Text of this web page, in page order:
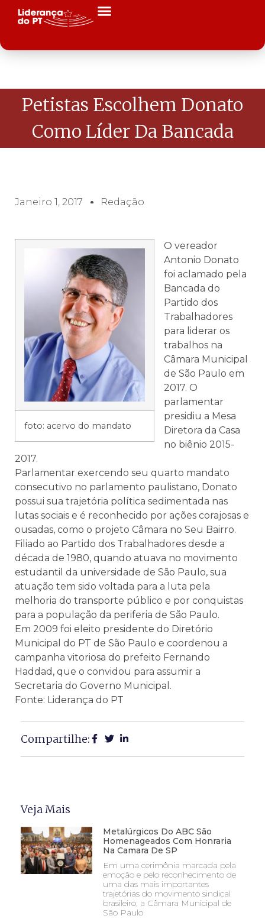
Petistas Escolhem Donato
Como Líder Da Bancada
Janeiro 1, 2017 Redação
foto: acervo do mandato
O vereador
Antonio Donato
foi aclamado pela
Bancada do
Partido dos
Trabalhadores
para liderar os
trabalhos na
Câmara Municipal
de São Paulo em
2017. O
parlamentar
presidiu a Mesa
Diretora da Casa
no biênio 2015-
2017.
Parlamentar exercendo seu quarto mandato
consecutivo no parlamento paulistano, Donato
possui sua trajetória política sedimentada nas
lutas sociais e é reconhecido por ações corajosas e
ousadas, como o projeto Câmara no Seu Bairro.
Filiado ao Partido dos Trabalhadores desde a
década de 1980, quando atuava no movimento
estudantil da universidade de São Paulo, sua
atuação tem sido voltada para a luta pela
melhoria do transporte público e por conquistas
para a população da periferia de São Paulo.
Em 2009 foi eleito presidente do Diretório
Municipal do PT de São Paulo e coordenou a
campanha vitoriosa do prefeito Fernando
Haddad, que o convidou para assumir a
Secretaria do Governo Municipal.
Fonte: Liderança do PT
Compartilhe:
Veja Mais
Metalúrgicos Do ABC São
Homenageados Com Honraria
Na Camara De SP
Em uma cerimônia marcada pela
emoção e pelo reconhecimento de
uma das mais importantes
trajetórias do movimento sindical
brasileiro, a Câmara Municipal de
São Paulo